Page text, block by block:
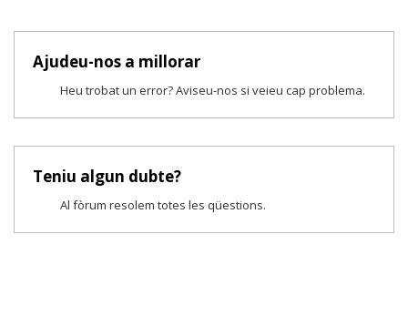
Ajudeu-nos a millorar
Heu trobat un error? Aviseu-nos si veieu cap problema.
Teniu algun dubte?
Al fòrum resolem totes les qüestions.